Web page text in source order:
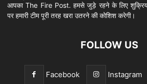
आपका The Fire Post. हमसे जुड़े रहने के लिए
पर हमारी टीम पूरी तरह खरा उतरने की कोशिश करेगी।
FOLLOW US
Facebook Instagram